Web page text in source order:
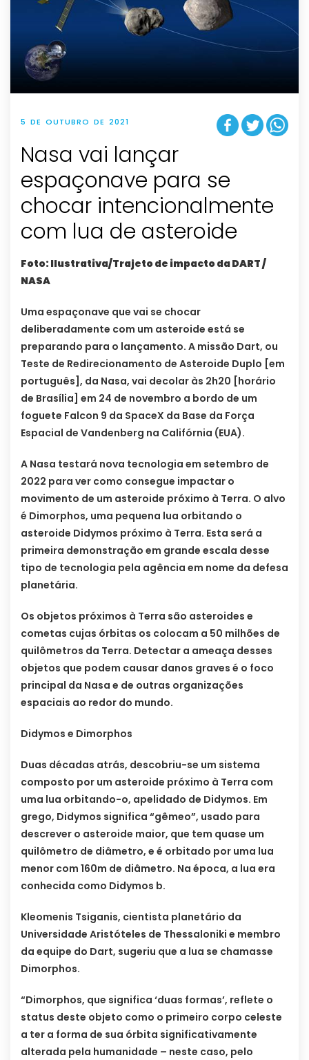
5 DE OUTUBRO DE 2021
Nasa vai lançar
espaçonave para se
chocar intencionalmente
com lua de asteroide
Foto: Ilustrativa/Trajeto de impacto da DART /
NASA
Uma espaçonave que vai se chocar
deliberadamente com um asteroide está se
preparando para o lançamento. A missão Dart, ou
Teste de Redirecionamento de Asteroide Duplo [em
português], da Nasa, vai decolar às 2h20 [horário
de Brasília] em 24 de novembro a bordo de um
foguete Falcon 9 da SpaceX da Base da Força
Espacial de Vandenberg na Califórnia (EUA).
A Nasa testará nova tecnologia em setembro de
2022 para ver como consegue impactar o
movimento de um asteroide próximo à Terra. O alvo
é Dimorphos, uma pequena lua orbitando o
asteroide Didymos próximo à Terra. Esta será a
primeira demonstração em grande escala desse
tipo de tecnologia pela agência em nome da defesa
planetária.
Os objetos próximos à Terra são asteroides e
cometas cujas órbitas os colocam a 50 milhões de
quilômetros da Terra. Detectar a ameaça desses
objetos que podem causar danos graves é o foco
principal da Nasa e de outras organizações
espaciais ao redor do mundo.
Didymos e Dimorphos
Duas décadas atrás, descobriu-se um sistema
composto por um asteroide próximo à Terra com
uma lua orbitando-o, apelidado de Didymos. Em
grego, Didymos significa “gêmeo”, usado para
descrever o asteroide maior, que tem quase um
quilômetro de diâmetro, e é orbitado por uma lua
menor com 160m de diâmetro. Na época, a lua era
conhecida como Didymos b.
Kleomenis Tsiganis, cientista planetário da
Universidade Aristóteles de Thessaloniki e membro
da equipe do Dart, sugeriu que a lua se chamasse
Dimorphos.
“Dimorphos, que significa ‘duas formas’, reflete o
status deste objeto como o primeiro corpo celeste
a ter a forma de sua órbita significativamente
alterada pela humanidade – neste caso, pelo